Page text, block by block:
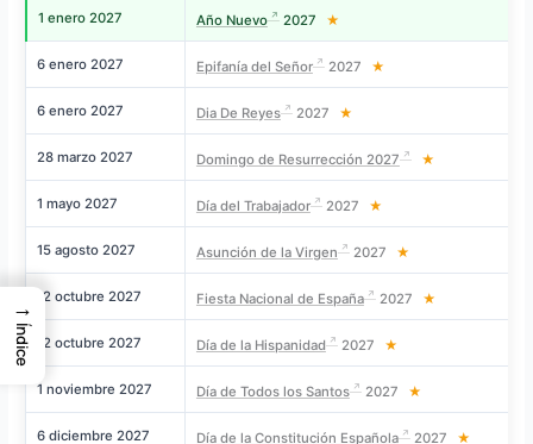
1 enero 2027 Año Nuevo 2027 ★
6 enero 2027 Epifanía del Señor 2027 ★
6 enero 2027 Dia De Reyes 2027 ★
28 marzo 2027 Domingo de Resurrección 2027 ★
1 mayo 2027 Día del Trabajador 2027 ★
15 agosto 2027 Asunción de la Virgen 2027 ★
12 octubre 2027 Fiesta Nacional de España 2027 ★
12 octubre 2027 Día de la Hispanidad 2027 ★
1 noviembre 2027 Día de Todos los Santos 2027 ★
6 diciembre 2027 Día de la Constitución Española 2027 ★
→
Índice